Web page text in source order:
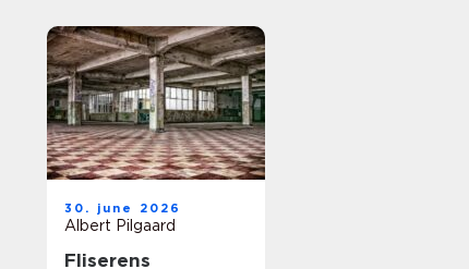
30. june 2026
Albert Pilgaard
Fliserens